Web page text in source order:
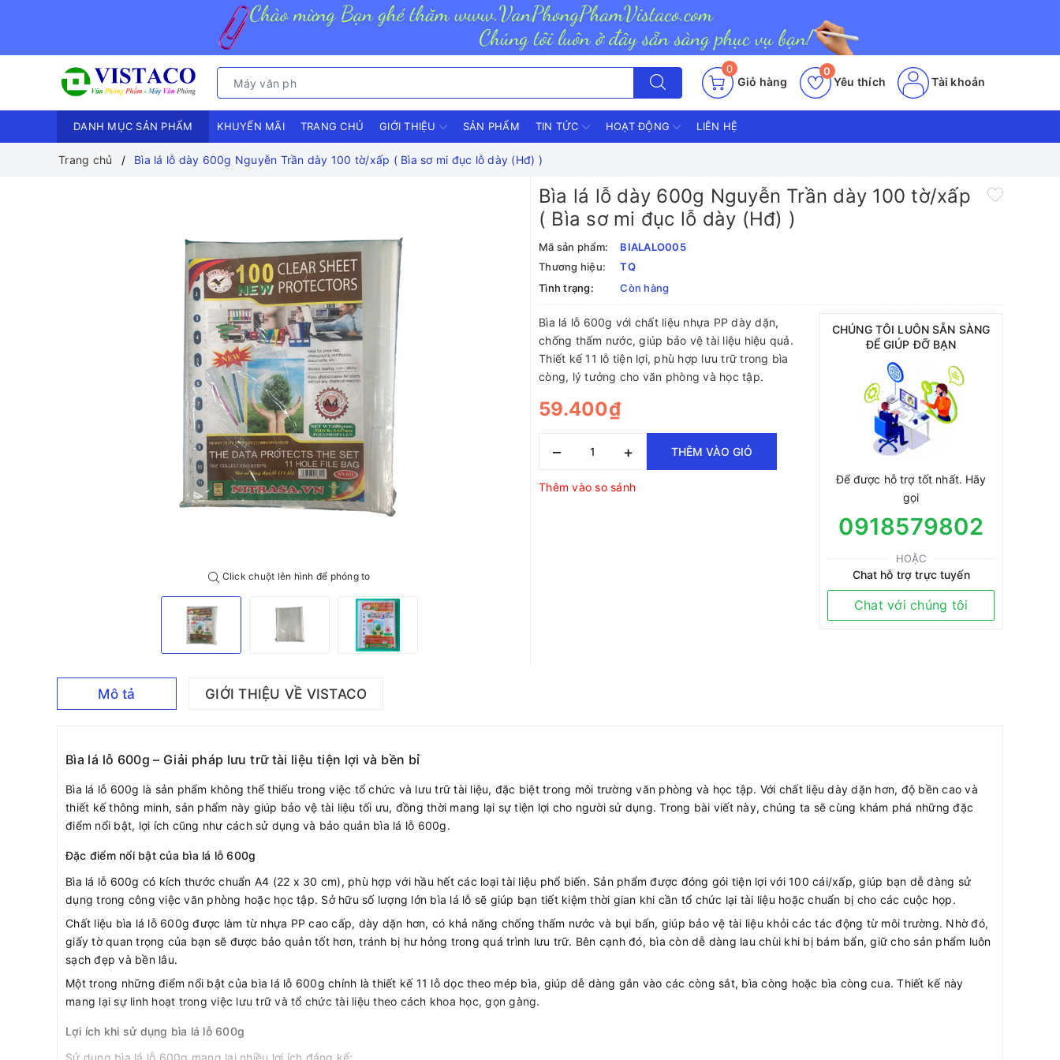
0
Giỏ hàng Yêu thích
0
Tài khoản
DANH MỤC SẢN PHẨM KHUYẾN MÃI TRANG CHỦ GIỚI THIỆU SẢN PHẨM TIN TỨC HOẠT ĐỘNG LIÊN HỆ
Trang chủ Bìa lá lỗ dày 600g Nguyễn Trần dày 100 tờ/xấp ( Bìa sơ mi đục lỗ dày (Hđ) )
Click chuột lên hình để phóng to
Bìa lá lỗ dày 600g Nguyễn Trần dày 100 tờ/xấp
( Bìa sơ mi đục lỗ dày (Hđ) )
Mã sản phẩm:
BIALALO005
Thương hiệu:
TQ
Tình trạng:
Còn hàng
Bìa lá lỗ 600g với chất liệu nhựa PP dày dặn,
chống thấm nước, giúp bảo vệ tài liệu hiệu quả.
Thiết kế 11 lỗ tiện lợi, phù hợp lưu trữ trong bìa
còng, lý tưởng cho văn phòng và học tập.
59.400₫
– + THÊM VÀO GIỎ
Thêm vào so sánh
CHÚNG TÔI LUÔN SẴN SÀNG
ĐỂ GIÚP ĐỠ BẠN
Để được hỗ trợ tốt nhất. Hãy
gọi
0918579802
HOẶC
Chat hỗ trợ trực tuyến
Chat với chúng tôi
Mô tả GIỚI THIỆU VỀ VISTACO
Bìa lá lỗ 600g – Giải pháp lưu trữ tài liệu tiện lợi và bền bỉ
Bìa lá lỗ 600g là sản phẩm không thể thiếu trong việc tổ chức và lưu trữ tài liệu, đặc biệt trong môi trường văn phòng và học tập. Với chất liệu dày dặn hơn, độ bền cao và
thiết kế thông minh, sản phẩm này giúp bảo vệ tài liệu tối ưu, đồng thời mang lại sự tiện lợi cho người sử dụng. Trong bài viết này, chúng ta sẽ cùng khám phá những đặc
điểm nổi bật, lợi ích cũng như cách sử dụng và bảo quản bìa lá lỗ 600g.
Đặc điểm nổi bật của bìa lá lỗ 600g
Bìa lá lỗ 600g có kích thước chuẩn A4 (22 x 30 cm), phù hợp với hầu hết các loại tài liệu phổ biến. Sản phẩm được đóng gói tiện lợi với 100 cái/xấp, giúp bạn dễ dàng sử
dụng trong công việc văn phòng hoặc học tập. Sở hữu số lượng lớn bìa lá lỗ sẽ giúp bạn tiết kiệm thời gian khi cần tổ chức lại tài liệu hoặc chuẩn bị cho các cuộc họp.
Chất liệu bìa lá lỗ 600g được làm từ nhựa PP cao cấp, dày dặn hơn, có khả năng chống thấm nước và bụi bẩn, giúp bảo vệ tài liệu khỏi các tác động từ môi trường. Nhờ đó,
giấy tờ quan trọng của bạn sẽ được bảo quản tốt hơn, tránh bị hư hỏng trong quá trình lưu trữ. Bên cạnh đó, bìa còn dễ dàng lau chùi khi bị bám bẩn, giữ cho sản phẩm luôn
sạch đẹp và bền lâu.
Một trong những điểm nổi bật của bìa lá lỗ 600g chính là thiết kế 11 lỗ dọc theo mép bìa, giúp dễ dàng gắn vào các còng sắt, bìa còng hoặc bìa còng cua. Thiết kế này
mang lại sự linh hoạt trong việc lưu trữ và tổ chức tài liệu theo cách khoa học, gọn gàng.
Lợi ích khi sử dụng bìa lá lỗ 600g
Sử dụng bìa lá lỗ 600g mang lại nhiều lợi ích đáng kể: